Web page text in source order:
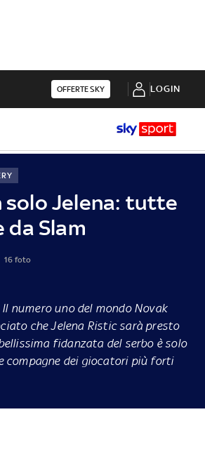
OFFERTE SKY LOGIN
solo Jelena: tutte
da Slam
16 foto
Il numero uno del mondo Novak
che Jelena Ristic sarà presto
fidanzata del serbo è solo
compagne dei giocatori più forti